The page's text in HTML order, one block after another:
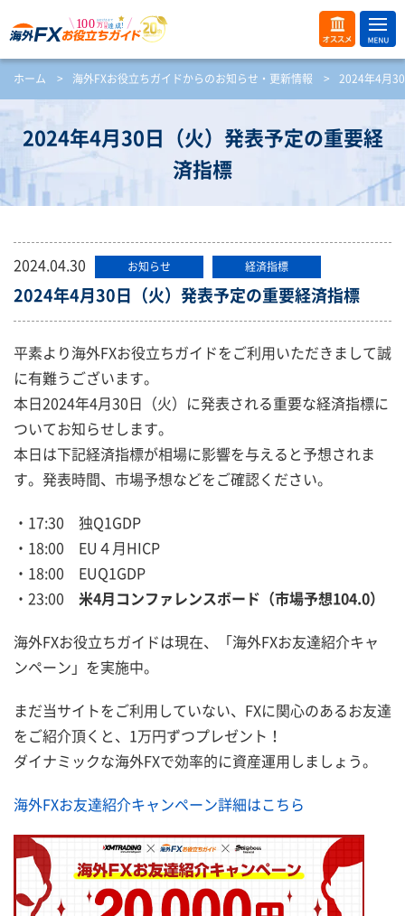
オス
スメ
ME
NU
開
く
ホーム > 海外FXお役立ちガイドからのお知らせ・更新情報 > 2024年4月
2024年4月30日（火）発表予定の重要経
済指標
2024.04.30 お知らせ 経済指標
2024年4月30日（火）発表予定の重要経済指標
平素より海外FXお役立ちガイドをご利用いただきまして誠
に有難うございます。
本日2024年4月30日（火）に発表される重要な経済指標に
ついてお知らせします。
本日は下記経済指標が相場に影響を与えると予想されま
す。発表時間、市場予想などをご確認ください。
・17:30 独Q1GDP
・18:00 EU４月HICP
・18:00 EUQ1GDP
・23:00 米4月コンファレンスボード（市場予想104.0）
海外FXお役立ちガイドは現在、「海外FXお友達紹介キャ
ンペーン」を実施中。
まだ当サイトをご利用していない、FXに関心のあるお友達
をご紹介頂くと、1万円ずつプレゼント！
ダイナミックな海外FXで効率的に資産運用しましょう。
海外FXお友達紹介キャンペーン詳細はこちら